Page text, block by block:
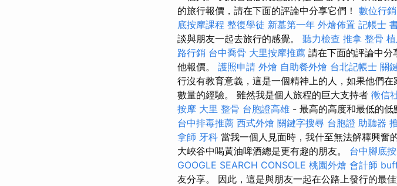
的旅行報價，請在下面的評論中分享它們！ 數位行銷
底按摩課程 整復學徒 新墓第一年 外燴佈置 記帳士
談與朋友一起去旅行的感覺。 聽力檢查 推拿 整骨
路行銷 台中喬骨 大里按摩推薦 請在下面的評論中分
他報價。 護照申請 外燴 自助餐外燴 台北記帳士 關
行沒有教育意義，這是一個精神上的人，如果他們
數量的經驗。 雖然我是個人旅程的巨大支持者 徵信
按摩 大里 整骨 台胞證高雄 - 最高的高度和最低的低
台中排毒推薦 西式外燴 關鍵字搜尋 台胞證 助聽器
拿師 牙科 當我一個人見面時，我什至無法解釋興奮
大峽谷中喝黃油啤酒總是更有趣的朋友。 台中腳底
GOOGLE SEARCH CONSOLE 桃園外燴 會計師
友分享。 因此，這是與朋友一起在公路上發行的最